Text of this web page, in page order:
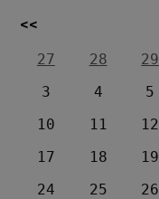
<<
27
28 29
3
4 5
10
11 12
17
18 19
24
25 26